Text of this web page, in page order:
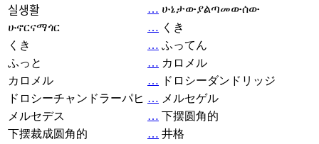
실생활
… ሁኔታውያልጣመውሰው
ሁኖርናማጎር
… くき
くき
… ふってん
ふっと
… カロメル
カロメル
… ドロシーダンドリッジ
ドロシーチャンドラーパヒ … メルセゲル
メルセデス
… 下摆圆角的
下摆裁成圆角的
… 井格